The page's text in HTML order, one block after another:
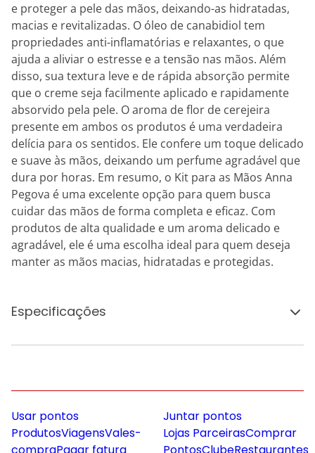
e proteger a pele das mãos, deixando-as hidratadas,
macias e revitalizadas. O óleo de canabidiol tem
propriedades anti-inflamatórias e relaxantes, o que
ajuda a aliviar o estresse e a tensão nas mãos. Além
disso, sua textura leve e de rápida absorção permite
que o creme seja facilmente aplicado e rapidamente
absorvido pela pele. O aroma de flor de cerejeira
presente em ambos os produtos é uma verdadeira
delícia para os sentidos. Ele confere um toque delicado
e suave às mãos, deixando um perfume agradável que
dura por horas. Em resumo, o Kit para as Mãos Anna
Pegova é uma excelente opção para quem busca
cuidar das mãos de forma completa e eficaz. Com
produtos de alta qualidade e um aroma delicado e
agradável, ele é uma escolha ideal para quem deseja
manter as mãos macias, hidratadas e protegidas.
Especificações
Usar pontos
ProdutosViagensVales-
Juntar pontos
Lojas ParceirasComprar